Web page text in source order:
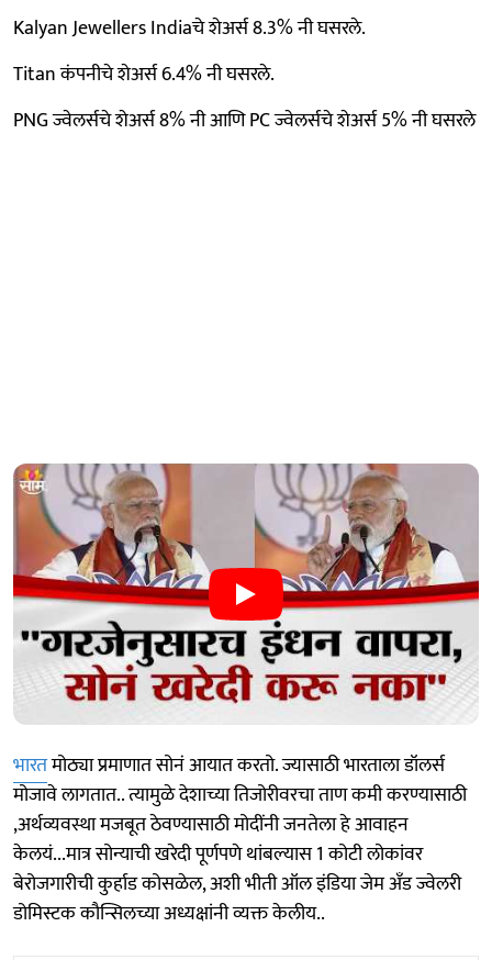
Kalyan Jewellers Indiaचे शेअर्स 8.3% नी घसरले.
Titan कंपनीचे शेअर्स 6.4% नी घसरले.
PNG ज्वेलर्सचे शेअर्स 8% नी आणि PC ज्वेलर्सचे शेअर्स 5% नी घसरले
भारतमोठ्या प्रमाणात सोनं आयात करतो. ज्यासाठी भारताला डॉलर्स
मोजावे लागतात.. त्यामुळे देशाच्या तिजोरीवरचा ताण कमी करण्यासाठी
,अर्थव्यवस्था मजबूत ठेवण्यासाठी मोदींनी जनतेला हे आवाहन
केलयं...मात्र सोन्याची खरेदी पूर्णपणे थांबल्यास 1 कोटी लोकांवर
बेरोजगारीची कुर्हाड कोसळेल, अशी भीती ऑल इंडिया जेम अँड ज्वेलरी
डोमिस्टक कौन्सिलच्या अध्यक्षांनी व्यक्त केलीय..